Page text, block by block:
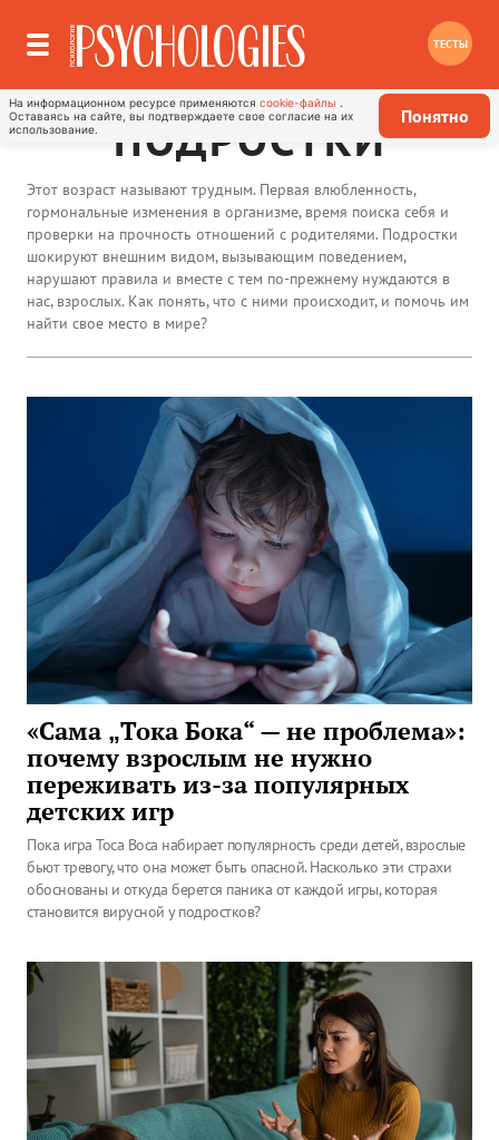
ТЕСТЫ
На информационном ресурсе применяются cookie-файлы
Оставаясь на сайте, вы подтверждаете свое согласие на их
использование.
Понятно
ПОДРОСТКИ
Этот возраст называют трудным. Первая влюбленность,
гормональные изменения в организме, время поиска себя и
проверки на прочность отношений с родителями. Подростки
шокируют внешним видом, вызывающим поведением,
нарушают правила и вместе с тем по-прежнему нуждаются в
нас, взрослых. Как понять, что с ними происходит, и помочь им
найти свое место в мире?
«Сама „Тока Бока“ — не проблема»:
почему взрослым не нужно
переживать из-за популярных
детских игр
Пока игра Toca Boca набирает популярность среди детей, взрослые
бьют тревогу, что она может быть опасной. Насколько эти страхи
обоснованы и откуда берется паника от каждой игры, которая
становится вирусной у подростков?